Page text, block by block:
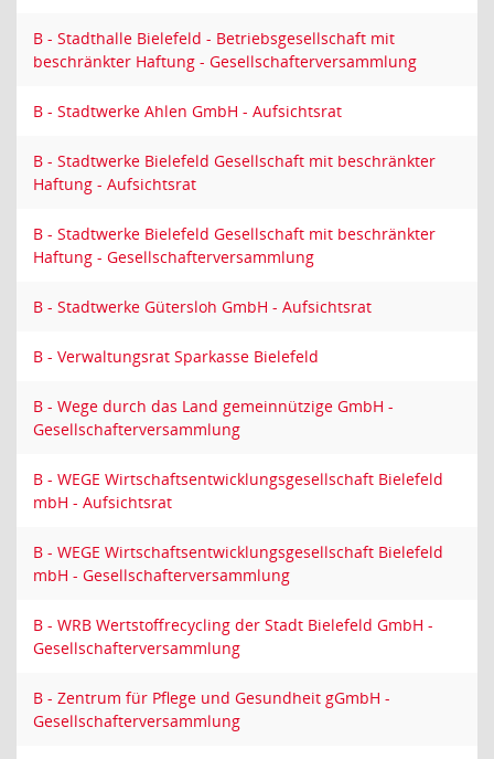
B - Stadthalle Bielefeld - Betriebsgesellschaft mit
beschränkter Haftung - Gesellschafterversammlung
B - Stadtwerke Ahlen GmbH - Aufsichtsrat
B - Stadtwerke Bielefeld Gesellschaft mit beschränkter
Haftung - Aufsichtsrat
B - Stadtwerke Bielefeld Gesellschaft mit beschränkter
Haftung - Gesellschafterversammlung
B - Stadtwerke Gütersloh GmbH - Aufsichtsrat
B - Verwaltungsrat Sparkasse Bielefeld
B - Wege durch das Land gemeinnützige GmbH -
Gesellschafterversammlung
B - WEGE Wirtschaftsentwicklungsgesellschaft Bielefeld
mbH - Aufsichtsrat
B - WEGE Wirtschaftsentwicklungsgesellschaft Bielefeld
mbH - Gesellschafterversammlung
B - WRB Wertstoffrecycling der Stadt Bielefeld GmbH -
Gesellschafterversammlung
B - Zentrum für Pflege und Gesundheit gGmbH -
Gesellschafterversammlung